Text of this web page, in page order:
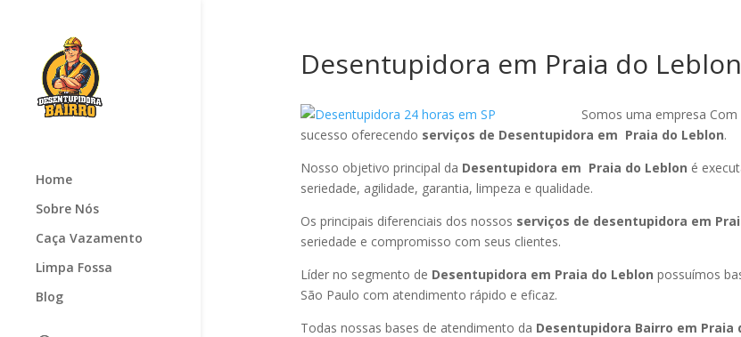
Home
Sobre Nós
Caça Vazamento
Limpa Fossa
Blog
Desentupidora em Praia do Leblon
Somos uma empresa
sucesso oferecendo serviços de Desentupidora em Praia do Leblon.
Nosso objetivo principal da Desentupidora em Praia do Leblon é
seriedade, agilidade, garantia, limpeza e qualidade.
Os principais diferenciais dos nossos serviços de desentupidora em
seriedade e compromisso com seus clientes.
Líder no segmento de Desentupidora em Praia do Leblon possuímos
São Paulo com atendimento rápido e eficaz.
Todas nossas bases de atendimento da Desentupidora Bairro em Praia